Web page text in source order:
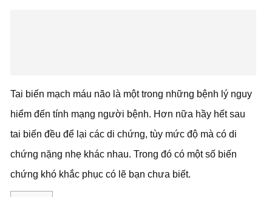
Tai biến mạch máu não là một trong những bệnh lý nguy
hiểm đến tính mạng người bệnh. Hơn nữa hầy hết sau
tai biến đều để lại các di chứng, tùy mức độ mà có di
chứng nặng nhẹ khác nhau. Trong đó có một số biến
chứng khó khắc phục có lẽ bạn chưa biết.